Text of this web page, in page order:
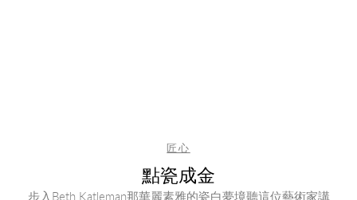
匠心
點瓷成金
步入Beth Katleman那華麗素雅的瓷白夢境聽這位藝術家講